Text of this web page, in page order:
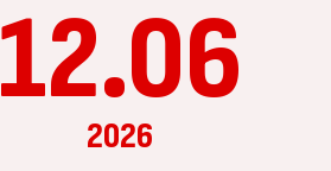
12.06
2026